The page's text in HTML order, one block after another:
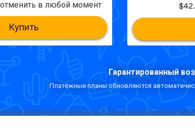
в любой момент
Купить
Гарантированный
Платёжные планы обновляются